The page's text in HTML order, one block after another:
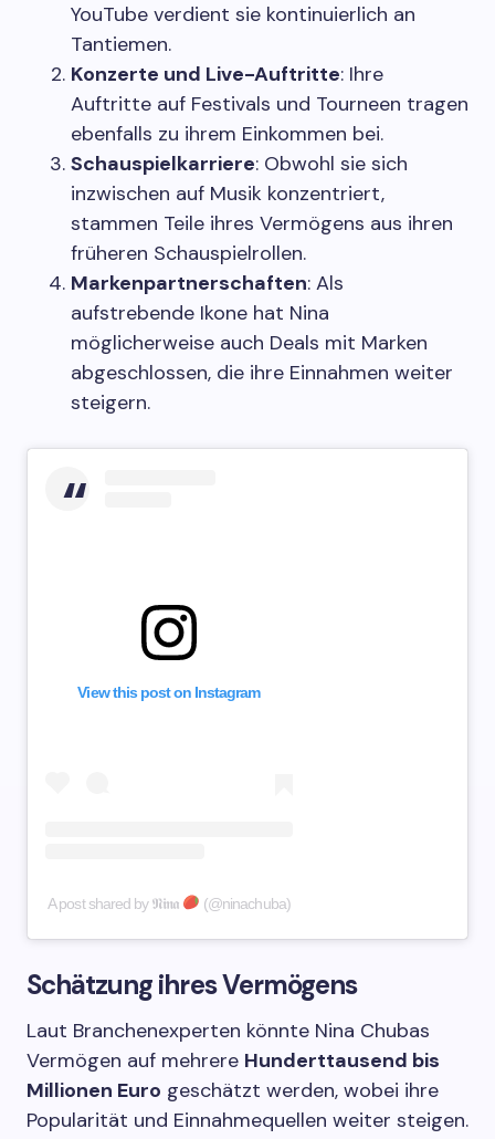
YouTube verdient sie kontinuierlich an
Tantiemen.
Konzerte und Live-Auftritte: Ihre
Auftritte auf Festivals und Tourneen tragen
ebenfalls zu ihrem Einkommen bei.
Schauspielkarriere: Obwohl sie sich
inzwischen auf Musik konzentriert,
stammen Teile ihres Vermögens aus ihren
früheren Schauspielrollen.
Markenpartnerschaften: Als
aufstrebende Ikone hat Nina
möglicherweise auch Deals mit Marken
abgeschlossen, die ihre Einnahmen weiter
steigern.
View this post on Instagram
A post shared by 𝕹𝖎𝖓𝖆 (@ninachuba)
Schätzung ihres Vermögens
Laut Branchenexperten könnte Nina Chubas
Vermögen auf mehrere Hunderttausend bis
Millionen Euro geschätzt werden, wobei ihre
Popularität und Einnahmequellen weiter steigen.